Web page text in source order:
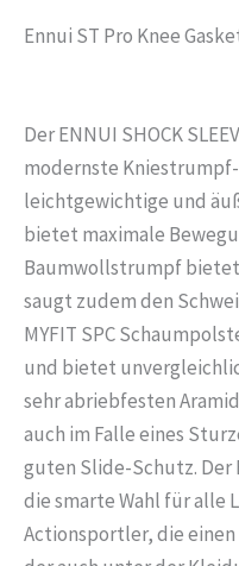
Ennui ST Pro Knee
Der ENNUI SHOCK
modernste
leichtgewichtige und
bietet maximale
Baumwollstrumpf
saugt zudem den
MYFIT SPC
und bietet
sehr abriebfesten
auch im Falle eines
guten Slide-Schutz. Der
die smarte Wahl für alle
Actionsportler, die